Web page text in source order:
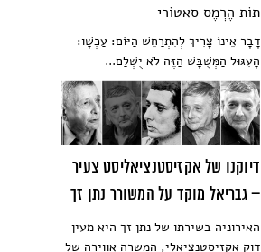
תוֹת הֶרְמֶס סאטוֹרי
דָּבָר אֵינוֹ צָרִיךְ לְהִתְרַחֵשׁ הַיּוֹם: עַכְשָׁו:
הָעִגּוּל הַמְּשֻׁבָּשׁ הַזֶּה לֹא יֻשְׁלַם...
דיוקנו של אקזיסטנציאליסט צעיר
– גבריאל מוקד על המשורר נתן זך
האירוניה בשירתו של נתן זך היא מעין
דוק אקזיסטנציאלי, המשרה אווירה של